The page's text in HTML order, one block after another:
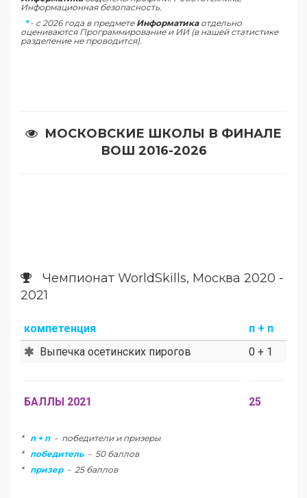
Информационная безопасность.
*- c 2026 года в предмете Информатикаотдельно
оцениваются Программирование и ИИ (в нашей статистике
разделение не проводится).
МОСКОВСКИЕ ШКОЛЫ В ФИНАЛЕ
ВОШ 2016-2026
Чемпионат WorldSkills, Москва 2020 -
2021
компетенция
п + п
Выпечка осетинских пирогов
0 + 1
БАЛЛЫ 2021 25
* п + п- победители и призеры
* победитель- 50 баллов
* призер- 25 баллов